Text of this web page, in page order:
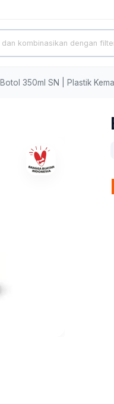
Botol 350ml SN | Plastik